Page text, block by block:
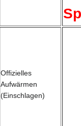
Offizielles
Aufwärmen
(Einschlagen)